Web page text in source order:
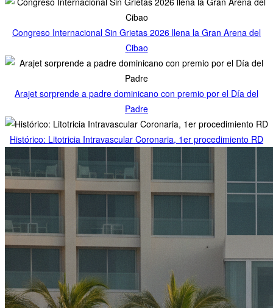
Congreso Internacional Sin Grietas 2026 llena la Gran Arena del
Cibao
Arajet sorprende a padre dominicano con premio por el Día del
Padre
Histórico: Litotricia Intravascular Coronaria, 1er procedimiento RD